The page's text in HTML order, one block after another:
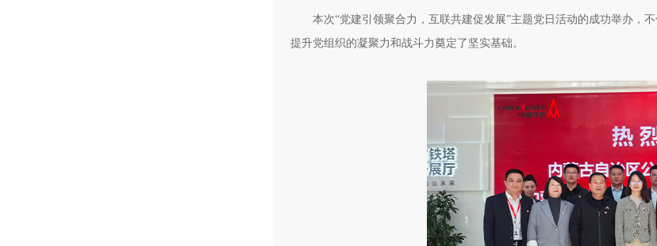
本次“党建引领聚合力，互联共建促发展”主题党日活动的成功举办，
提升党组织的凝聚力和战斗力奠定了坚实基础。